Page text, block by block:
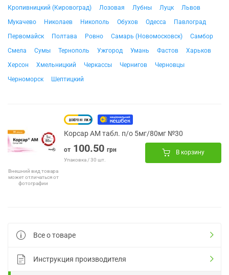
Кропивницкий (Кировоград)
Лозовая Лубны Луцк
Львов
Мукачево
Николаев Никополь Обухов Одесса
Павлоград
Первомайск
Полтава Ровно Самарь (Новомосковск)
Самбор
Смела
Сумы Тернополь Ужгород Умань Фастов
Харьков
Херсон
Хмельницкий Черкассы Чернигов
Черновцы
Черноморск
Шептицкий
Внешний вид товара
может отличаться от
фотографии
Корсар АМ табл. п/о 5мг/80мг №30
от 100.50 грн
Упаковка / 30 шт.
В корзину
Все о товаре
Инструкция производителя